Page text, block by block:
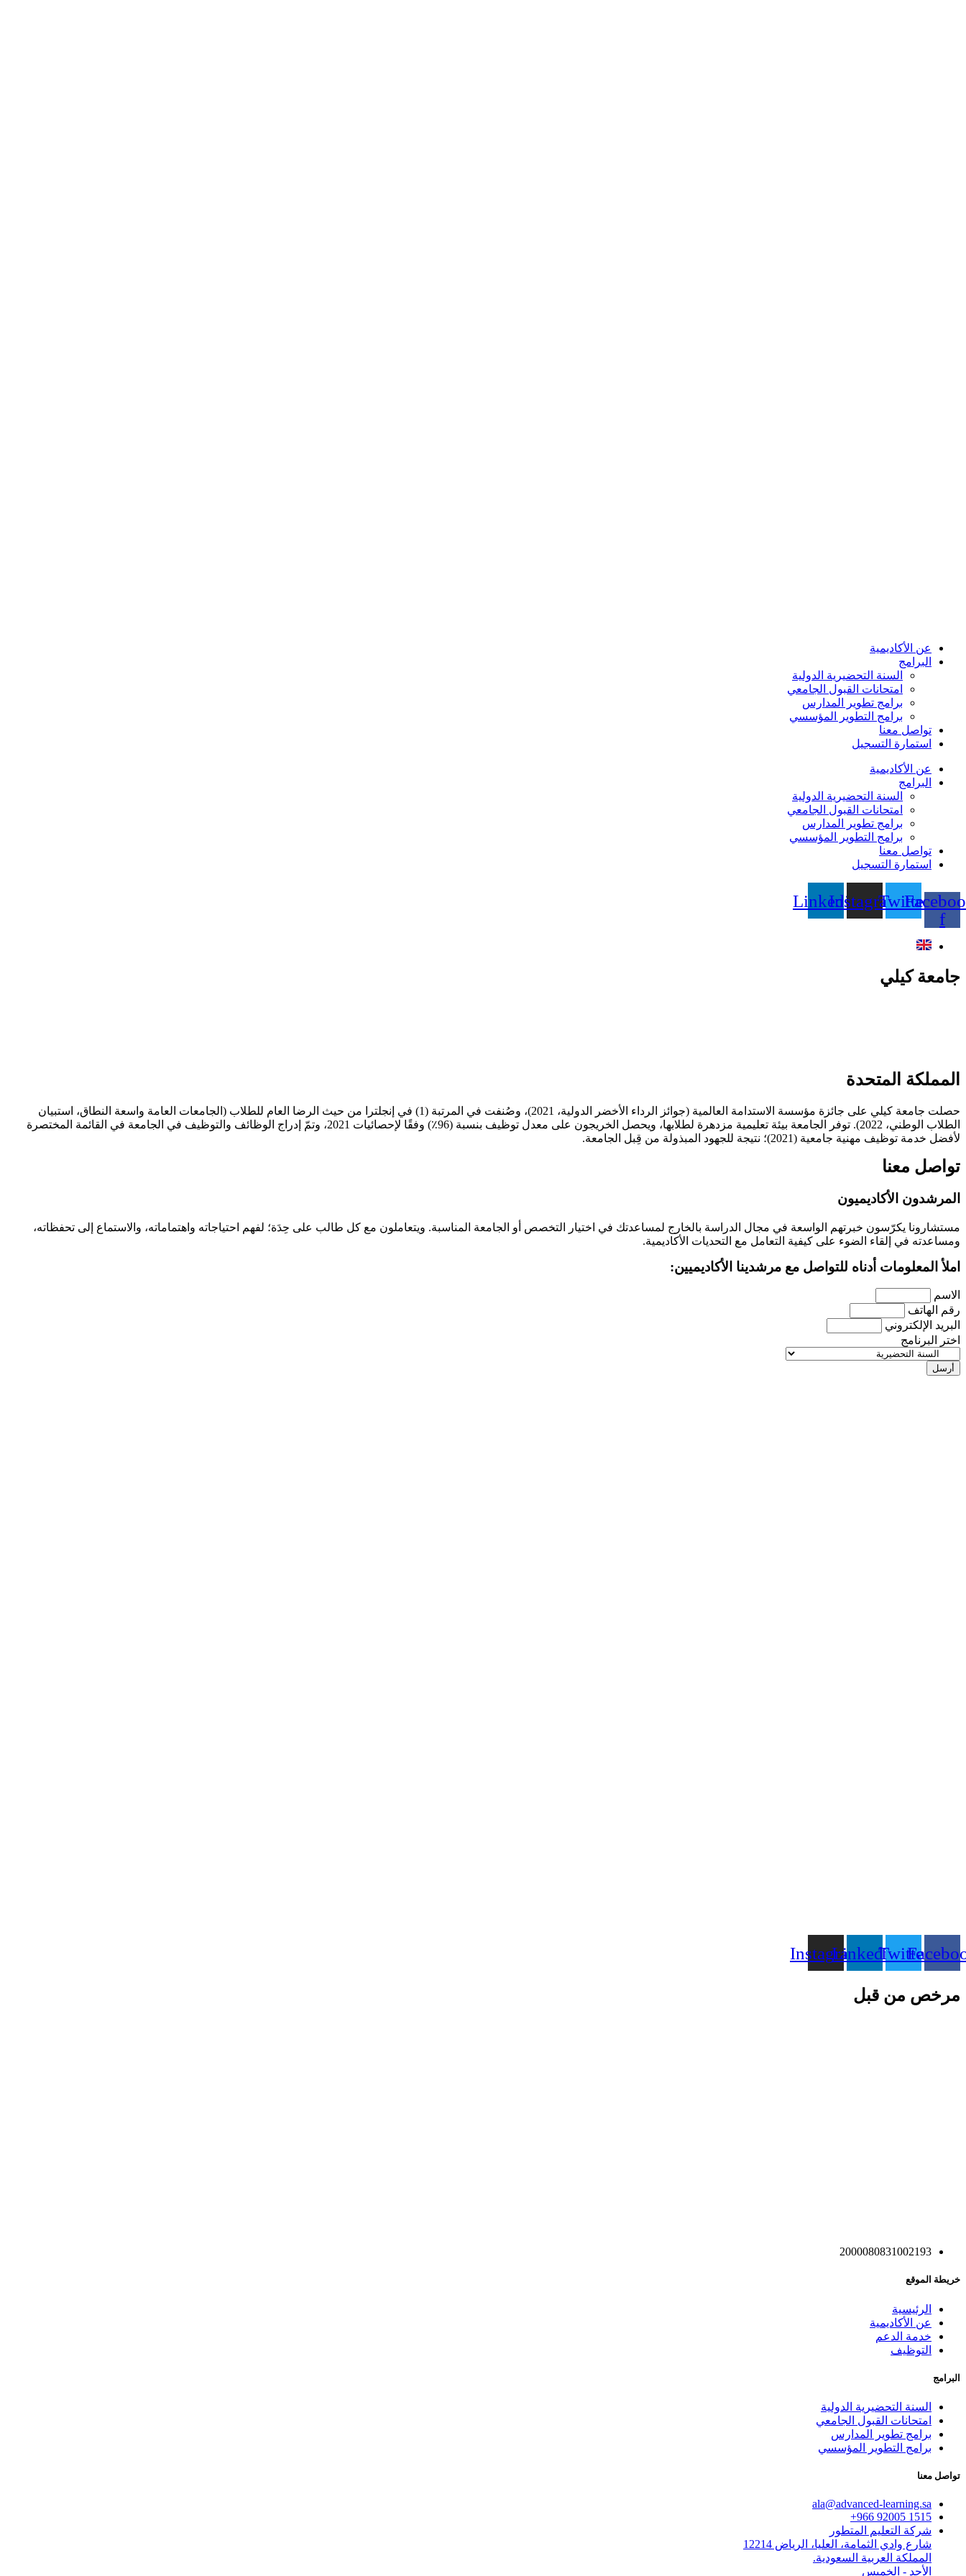
عن الأكاديمية
البرامج
السنة التحضيرية الدولية
امتحانات القبول الجامعي
برامج تطوير المدارس
برامج التطوير المؤسسي
تواصل معنا
استمارة التسجيل
عن الأكاديمية
البرامج
السنة التحضيرية الدولية
امتحانات القبول الجامعي
برامج تطوير المدارس
برامج التطوير المؤسسي
تواصل معنا
استمارة التسجيل
f
Twitter
Instagram
Linkedin
جامعة كيلي
المملكة المتحدة
حصلت جامعة كيلي على جائزة مؤسسة الاستدامة العالمية (جوائز الرداء الأخضر الدولية، 2021)، وصُنفت في المرتبة (1) في إنجلترا من حيث الرضا العام للطلاب (الجامعات العامة واسعة النطاق، استبيان
الطلاب الوطني، 2022). توفر الجامعة بيئة تعليمية مزدهرة لطلابها، ويحصل الخريجون على معدل توظيف بنسبة (96٪) وفقًا لإحصائيات 2021، وتمّ إدراج الوظائف والتوظيف في الجامعة في القائمة المختصرة
لأفضل خدمة توظيف مهنية جامعية (2021)؛ نتيجة للجهود المبذولة من قِبل الجامعة.
تواصل معنا
المرشدون الأكاديميون
مستشارونا يكرّسون خبرتهم الواسعة في مجال الدراسة بالخارج لمساعدتك في اختيار التخصص أو الجامعة المناسبة. ويتعاملون مع كل طالب على حِدَة؛ لفهم احتياجاته واهتماماته، والاستماع إلى تحفظاته،
ومساعدته في إلقاء الضوء على كيفية التعامل مع التحديات الأكاديمية.
املأ المعلومات أدناه للتواصل مع مرشدينا الأكاديميين:
الاسم
رقم الهاتف
البريد الإلكتروني
اختر البرنامج
أرسل
Twitter
Linkedin
Instagram
مرخص من قبل
2000080831002193
خريطة الموقع
الرئيسية
عن الأكاديمية
خدمة الدعم
التوظيف
البرامج
السنة التحضيرية الدولية
امتحانات القبول الجامعي
برامج تطوير المدارس
برامج التطوير المؤسسي
تواصل معنا
ala@advanced-learning.sa
1515 92005 966+
شركة التعليم المتطور
شارع وادي الثمامة، العليا، الرياض 12214
المملكة العربية السعودية.
الأحد - الخميس